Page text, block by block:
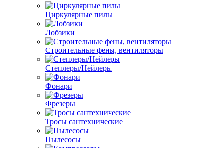
Циркулярные пилы
Лобзики
Строительные фены, вентиляторы
Степлеры/Нейлеры
Фонари
Фрезеры
Тросы сантехнические
Пылесосы